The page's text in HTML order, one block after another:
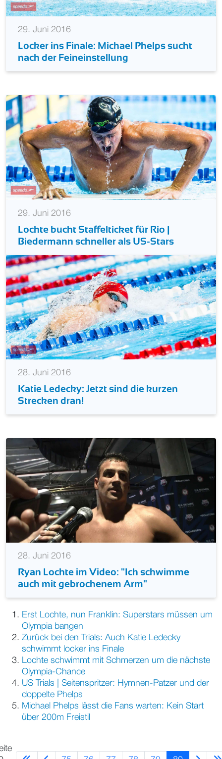
29. Juni 2016
Locker ins Finale: Michael Phelps sucht
nach der Feineinstellung
29. Juni 2016
Lochte bucht Staffelticket für Rio |
Biedermann schneller als US-Stars
28. Juni 2016
Katie Ledecky: Jetzt sind die kurzen
Strecken dran!
28. Juni 2016
Ryan Lochte im Video: "Ich schwimme
auch mit gebrochenem Arm"
Erst Lochte, nun Franklin: Superstars müssen um
Olympia bangen
Zurück bei den Trials: Auch Katie Ledecky
schwimmt locker ins Finale
Lochte schwimmt mit Schmerzen um die nächste
Olympia-Chance
US Trials | Seitenspritzer: Hymnen-Patzer und der
doppelte Phelps
Michael Phelps lässt die Fans warten: Kein Start
über 200m Freistil